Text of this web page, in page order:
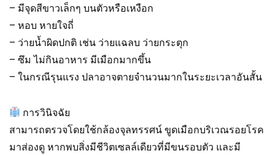
– มีจุดสีขาวเล็กๆ บนตัวหรือเหงือก
– หอบ หายใจถี่
– ว่ายน้ำผิดปกติ เช่น ว่ายแฉลบ ว่ายกระตุก
– ซึม ไม่กินอาหาร มีเมือกมากขึ้น
– ในกรณีรุนแรง ปลาอาจตายจำนวนมากในระยะเวลาอันสั้น
การวินิจฉัย
สามารถตรวจโดยใช้กล้องจุลทรรศน์ ขูดเมือกบริเวณรอยโรค
มาส่องดู หากพบสิ่งมีชีวิตเซลล์เดียวที่มีขนรอบตัว และมี